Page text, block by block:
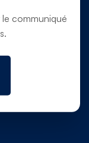
a Verges,
communiqué